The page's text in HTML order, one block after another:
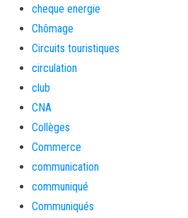
cheque energie
Chômage
Circuits touristiques
circulation
club
CNA
Collèges
Commerce
communication
communiqué
Communiqués